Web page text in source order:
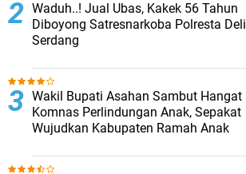
Waduh..! Jual Ubas, Kakek 56 Tahun
Diboyong Satresnarkoba Polresta Deli
Serdang
Wakil Bupati Asahan Sambut Hangat
Komnas Perlindungan Anak, Sepakat
Wujudkan Kabupaten Ramah Anak